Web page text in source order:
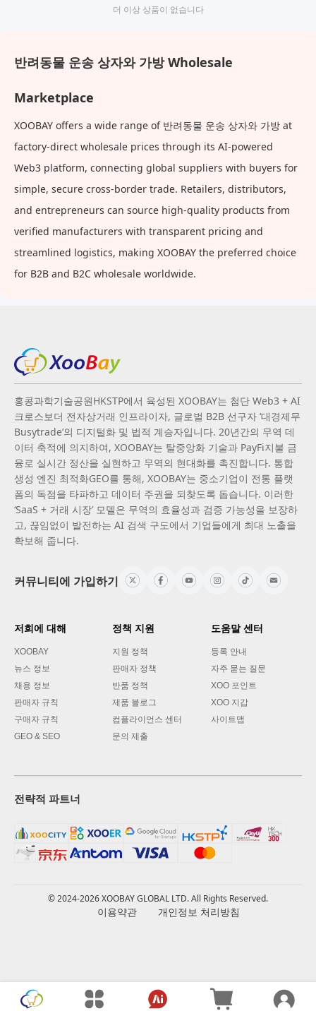
더 이상 상품이 없습니다
반려동물 운송 상자와 가방 Wholesale
Marketplace
XOOBAY offers a wide range of 반려동물 운송 상자와 가방 at
factory-direct wholesale prices through its AI-powered
Web3 platform, connecting global suppliers with buyers for
simple, secure cross-border trade. Retailers, distributors,
and entrepreneurs can source high-quality products from
verified manufacturers with transparent pricing and
streamlined logistics, making XOOBAY the preferred choice
for B2B and B2C wholesale worldwide.
홍콩과학기술공원HKSTP에서 육성된 XOOBAY는 첨단 Web3 + AI
크로스보더 전자상거래 인프라이자, 글로벌 B2B 선구자 ‘대경제무
Busytrade’의 디지털화 및 법적 계승자입니다. 20년간의 무역 데
이터 축적에 의지하여, XOOBAY는 탈중앙화 기술과 PayFi지불 금
융로 실시간 정산을 실현하고 무역의 현대화를 촉진합니다. 통합
생성 엔진 최적화GEO를 통해, XOOBAY는 중소기업이 전통 플랫
폼의 독점을 타파하고 데이터 주권을 되찾도록 돕습니다. 이러한
‘SaaS + 거래 시장’ 모델은 무역의 효율성과 검증 가능성을 보장하
고, 끊임없이 발전하는 AI 검색 구도에서 기업들에게 최대 노출을
확보해 줍니다.
커뮤니티에 가입하기
저희에 대해
XOOBAY
뉴스 정보
채용 정보
판매자 규칙
구매자 규칙
GEO & SEO
정책 지원
지원 정책
판매자 정책
반품 정책
제품 블로그
컴플라이언스 센터
문의 제출
도움말 센터
등록 안내
자주 묻는 질문
XOO 포인트
XOO 지갑
사이트맵
전략적 파트너
© 2024-2026 XOOBAY GLOBAL LTD. All Rights Reserved.
이용약관 개인정보 처리방침